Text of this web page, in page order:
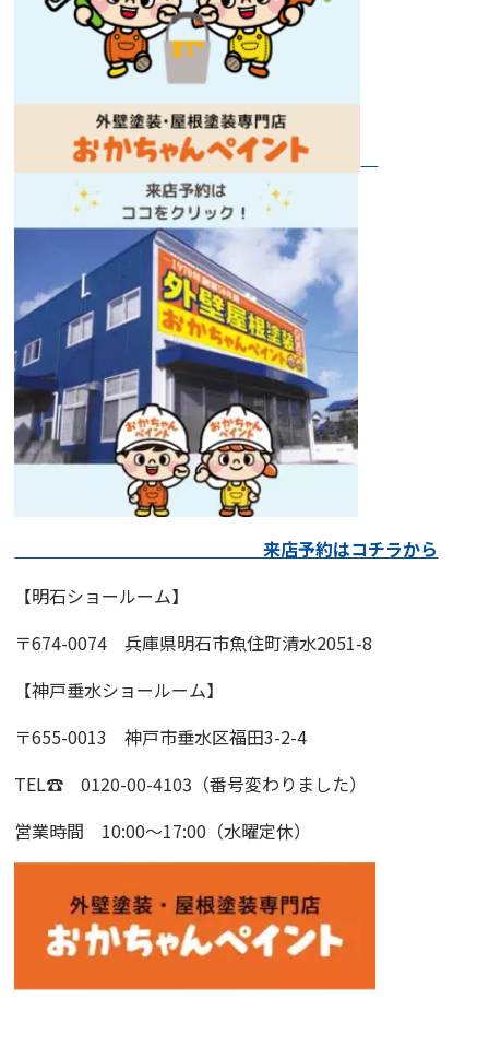
来店予約はコチラから
【明石ショールーム】
〒674-0074 兵庫県明石市魚住町清水2051-8
【神戸垂水ショールーム】
〒655-0013 神戸市垂水区福田3-2-4
TEL☎ 0120-00-4103（番号変わりました）
営業時間 10:00～17:00（水曜定休）